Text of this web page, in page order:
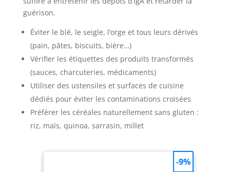
guérison.
Éviter le blé, le seigle, l’orge et tous leurs dérivés
(pain, pâtes, biscuits, bière…)
Vérifier les étiquettes des produits transformés
(sauces, charcuteries, médicaments)
Utiliser des ustensiles et surfaces de cuisine
dédiés pour éviter les contaminations croisées
Préférer les céréales naturellement sans gluten :
riz, maïs, quinoa, sarrasin, millet
-9%